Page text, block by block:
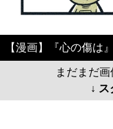
【漫画】『心の傷は
まだまだ画
↓